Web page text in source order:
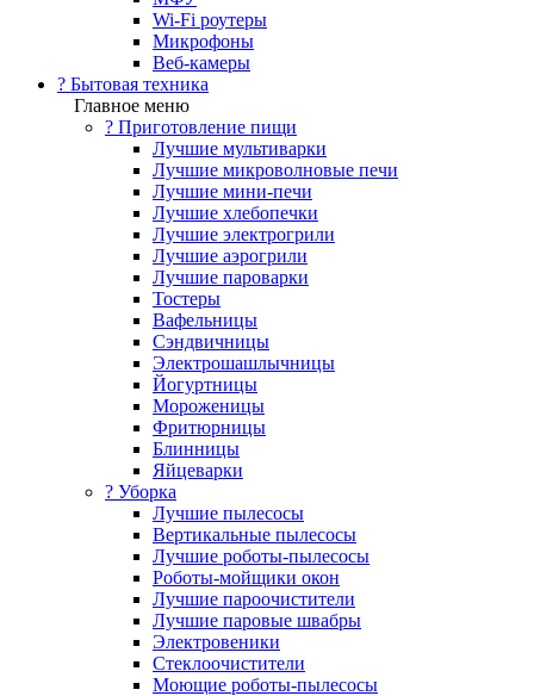
Wi-Fi роутеры
Микрофоны
Веб-камеры
? Бытовая техника
Главное меню
? Приготовление пищи
Лучшие мультиварки
Лучшие микроволновые печи
Лучшие мини-печи
Лучшие хлебопечки
Лучшие электрогрили
Лучшие аэрогрили
Лучшие пароварки
Тостеры
Вафельницы
Сэндвичницы
Электрошашлычницы
Йогуртницы
Мороженицы
Фритюрницы
Блинницы
Яйцеварки
? Уборка
Лучшие пылесосы
Вертикальные пылесосы
Лучшие роботы-пылесосы
Роботы-мойщики окон
Лучшие пароочистители
Лучшие паровые швабры
Электровеники
Стеклоочистители
Моющие роботы-пылесосы